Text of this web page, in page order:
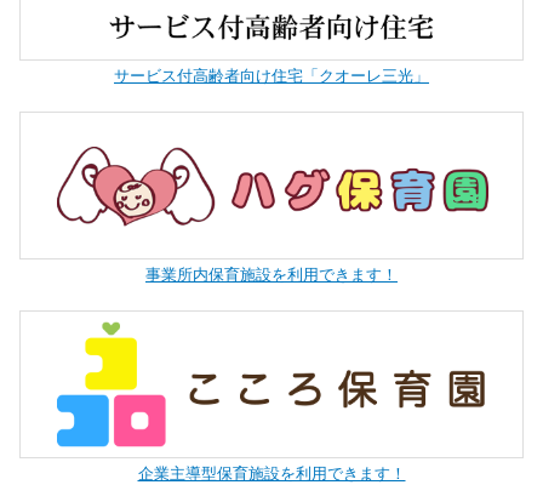
サービス付高齢者向け住宅「クオーレ三光」
事業所内保育施設を利用できます！
企業主導型保育施設を利用できます！